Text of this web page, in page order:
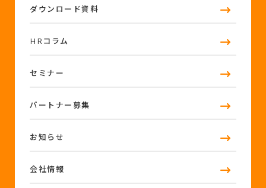
ダウンロード資料
HRコラム
セミナー
パートナー募集
お知らせ
会社情報